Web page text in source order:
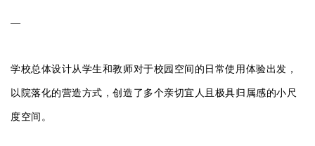
—
学校总体设计从学生和教师对于校园空间的日常使用体验出发，
以院落化的营造方式，创造了多个亲切宜人且极具归属感的小尺
度空间。